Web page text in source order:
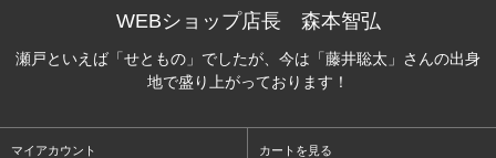
WEBショップ店長 森本智弘
瀬戸といえば「せともの」でしたが、今は「藤井聡太」さんの出身
地で盛り上がっております！
マイアカウント カートを見る